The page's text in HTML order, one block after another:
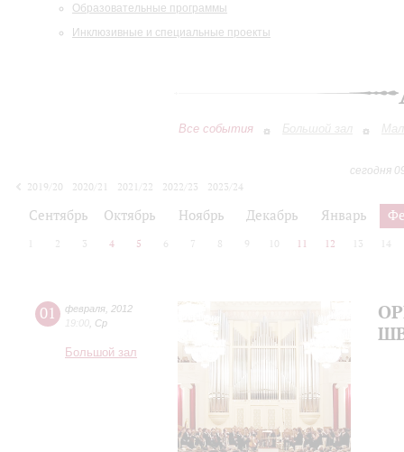
Образовательные программы
Инклюзивные и специальные проекты
Все события Большой зал
сегодня
2019/20
2020/21 2021/22 2022/23
2023/24
Сентябрь Октябрь Ноябрь Декабрь Январь
2 3 4 5 6 7 8 9 10 11 12 13 14
01 февраля 2012
19:00 Ср
Большой зал